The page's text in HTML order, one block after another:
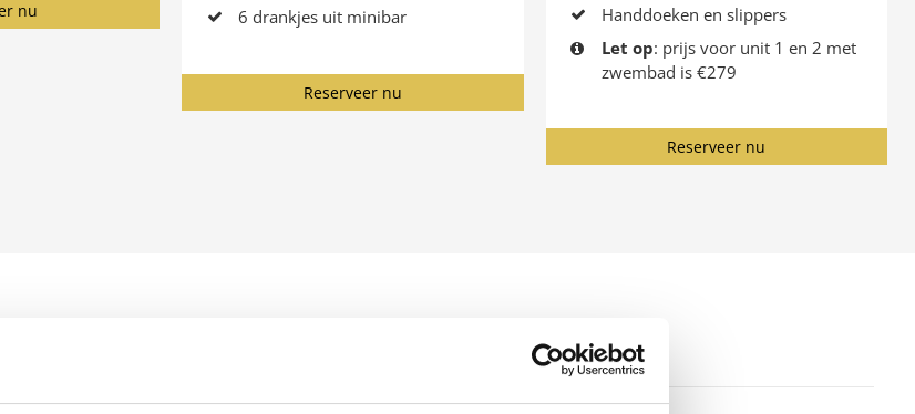
nu
6 drankjes uit minibar
Reserveer nu
Handdoeken en slippers
Let op: prijs voor unit 1 en 2 met
zwembad is €279
Reserveer nu